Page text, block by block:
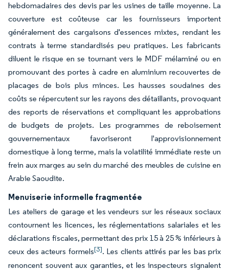
hebdomadaires des devis par les usines de taille moyenne. La
couverture est coûteuse car les fournisseurs importent
généralement des cargaisons d'essences mixtes, rendant les
contrats à terme standardisés peu pratiques. Les fabricants
diluent le risque en se tournant vers le MDF mélaminé ou en
promouvant des portes à cadre en aluminium recouvertes de
placages de bois plus minces. Les hausses soudaines des
coûts se répercutent sur les rayons des détaillants, provoquant
des reports de réservations et compliquant les approbations
de budgets de projets. Les programmes de reboisement
gouvernementaux favoriseront l'approvisionnement
domestique à long terme, mais la volatilité immédiate reste un
frein aux marges au sein du marché des meubles de cuisine en
Arabie Saoudite.
Menuiserie informelle fragmentée
Les ateliers de garage et les vendeurs sur les réseaux sociaux
contournent les licences, les réglementations salariales et les
déclarations fiscales, permettant des prix 15 à 25 % inférieurs à
ceux des acteurs formels[3]. Les clients attirés par les bas prix
renoncent souvent aux garanties, et les inspecteurs signalent